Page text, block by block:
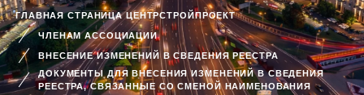
ГЛАВНАЯ СТРАНИЦА ЦЕНТРСТРОЙПРОЕКТ
ЧЛЕНАМ АССОЦИАЦИИ
ВНЕСЕНИЕ ИЗМЕНЕНИЙ В СВЕДЕНИЯ РЕЕСТРА
ДОКУМЕНТЫ ДЛЯ ВНЕСЕНИЯ ИЗМЕНЕНИЙ В СВЕДЕНИЯ
РЕЕСТРА, СВЯЗАННЫЕ СО СМЕНОЙ НАИМЕНОВАНИЯ